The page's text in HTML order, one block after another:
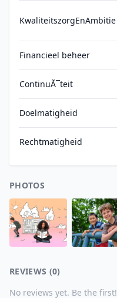
KwaliteitszorgEnAmbitie
Financieel beheer
ContinuÃ¯teit
Doelmatigheid
Rechtmatigheid
PHOTOS
REVIEWS (0)
No reviews yet. Be the first!